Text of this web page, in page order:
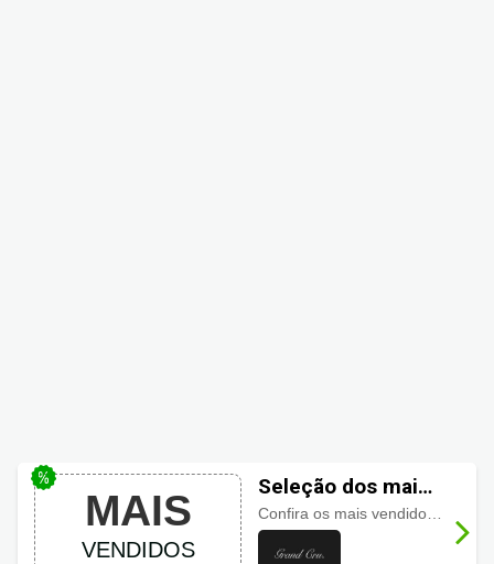
MAIS
VENDIDOS
Seleção dos mais
vendidos Grand
Cru
Confira os mais vendidos da Grand Cru em oferta com